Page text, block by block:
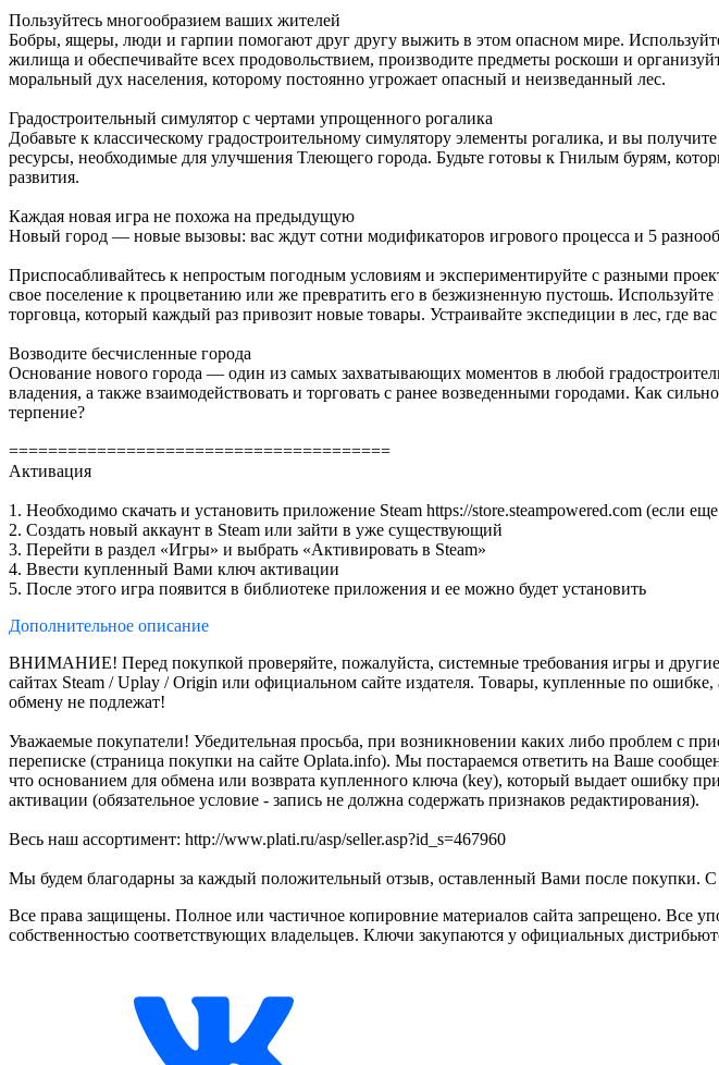
Пользуйтесь многообразием ваших жителей
Бобры, ящеры, люди и гарпии помогают друг другу выжить в этом опасном мире.
жилища и обеспечивайте всех продовольствием, производите предметы роскоши и
моральный дух населения, которому постоянно угрожает опасный и неизведанный лес.
Градостроительный симулятор с чертами упрощенного рогалика
Добавьте к классическому градостроительному симулятору элементы рогалика, и вы
ресурсы, необходимые для улучшения Тлеющего города. Будьте готовы к Гнилым бурям,
развития.
Каждая новая игра не похожа на предыдущую
Новый город — новые вызовы: вас ждут сотни модификаторов игрового процесса и 5
Приспосабливайтесь к непростым погодным условиям и экспериментируйте с разными
свое поселение к процветанию или же превратить его в безжизненную пустошь.
торговца, который каждый раз привозит новые товары. Устраивайте экспедиции в лес, где
Возводите бесчисленные города
Основание нового города — один из самых захватывающих моментов в любой
владения, а также взаимодействовать и торговать с ранее возведенными городами. Как
терпение?
=======================================
Активация
1. Необходимо скачать и установить приложение Steam https://store.steampowered.com (если
2. Создать новый аккаунт в Steam или зайти в уже существующий
3. Перейти в раздел «Игры» и выбрать «Активировать в Steam»
4. Ввести купленный Вами ключ активации
5. После этого игра появится в библиотеке приложения и ее можно будет установить
Дополнительное описание
ВНИМАНИЕ! Перед покупкой проверяйте, пожалуйста, системные требования игры и
сайтах Steam / Uplay / Origin или официальном сайте издателя. Товары, купленные по
обмену не подлежат!
Уважаемые покупатели! Убедительная просьба, при возникновении каких либо проблем с
переписке (страница покупки на сайте Oplata.info). Мы постараемся ответить на Ваше
что основанием для обмена или возврата купленного ключа (key), который выдает
активации (обязательное условие - запись не должна содержать признаков редактирования).
Весь наш ассортимент: http://www.plati.ru/asp/seller.asp?id_s=467960
Мы будем благодарны за каждый положительный отзыв, оставленный Вами после покупки.
Все права защищены. Полное или частичное копировние материалов сайта запрещено. Все
собственностью соответствующих владельцев. Ключи закупаются у официальных